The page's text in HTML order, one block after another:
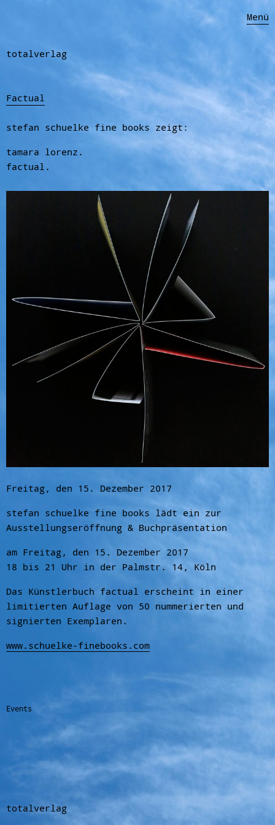
Menü
totalverlag
Factual
stefan schuelke fine books zeigt:
tamara lorenz.
factual.
Freitag, den 15. Dezember 2017
stefan schuelke fine books lädt ein zur
Ausstellungseröffnung & Buchpräsentation
am Freitag, den 15. Dezember 2017
18 bis 21 Uhr in der Palmstr. 14, Köln
Das Künstlerbuch factual erscheint in einer
limitierten Auflage von 50 nummerierten und
signierten Exemplaren.
www.schuelke-finebooks.com
Events
totalverlag